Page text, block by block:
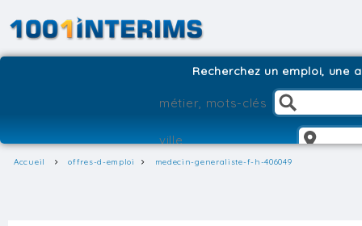
Recherchez un emploi, une
Accueil offres-d-emploi medecin-generaliste-f-h-406049